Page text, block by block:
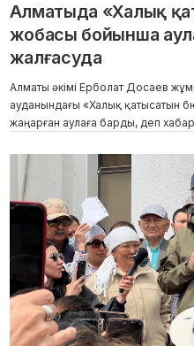
Алматыда «Халық
жобасы бойынша
жалғасуда
Алматы әкімі Ерболат Досаев
ауданындағы «Халық қатысатын
жаңарған аулаға барды, деп